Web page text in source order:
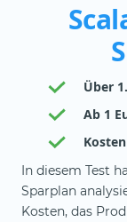
Über
Ab 1
In diesem Test
Sparplan
Kosten, das